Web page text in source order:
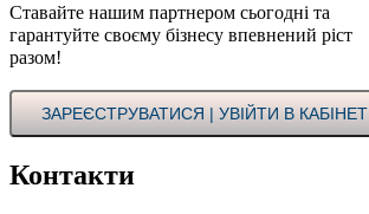
Ставайте нашим партнером сьогодні та
гарантуйте своєму бізнесу впевнений ріст
разом!
ЗАРЕЄСТРУВАТИСЯ | УВІЙТИ В КАБІНЕТ
Контакти